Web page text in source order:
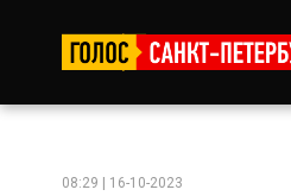
08:29 | 16-10-2023